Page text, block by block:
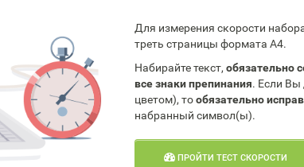
Для измерения скорости
треть страницы формата А4.
Набирайте текст,обязательно
все знаки препинания. Если Вы
цветом), тообязательно
набранный символ(ы).
ПРОЙТИ ТЕСТ СКОРОСТИ